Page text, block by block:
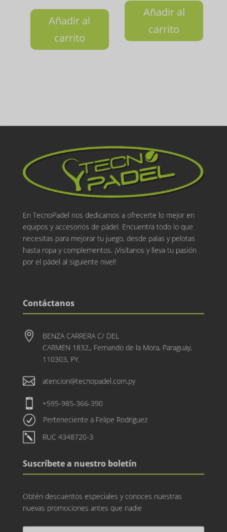
Añadir al
carrito
Añadir al
carrito
En TecnoPadel nos dedicamos a ofrecerte lo mejor en
equipos y accesorios de pádel. Encuentra todo lo que
necesitas para mejorar tu juego, desde palas y pelotas
hasta ropa y complementos. ¡Visítanos y lleva tu pasión
por el pádel al siguiente nivel!
Contáctanos

BENZA CARRERA C/ DEL
CARMEN 1832,, Fernando de la Mora, Paraguay,
110303, PY.
 atencion@tecnopadel.com.py
 +595-985-366-390
R Perteneciente a Felipe Rodriguez
k RUC 4348720-3
Suscríbete a nuestro boletín
Obtén descuentos especiales y conoces nuestras
nuevas promociones antes que nadie